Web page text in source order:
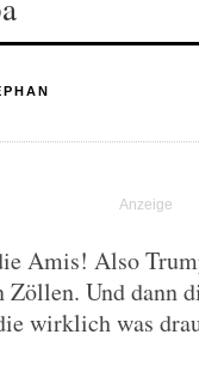
Amis! Also
Zöllen. Und dann
wirklich was